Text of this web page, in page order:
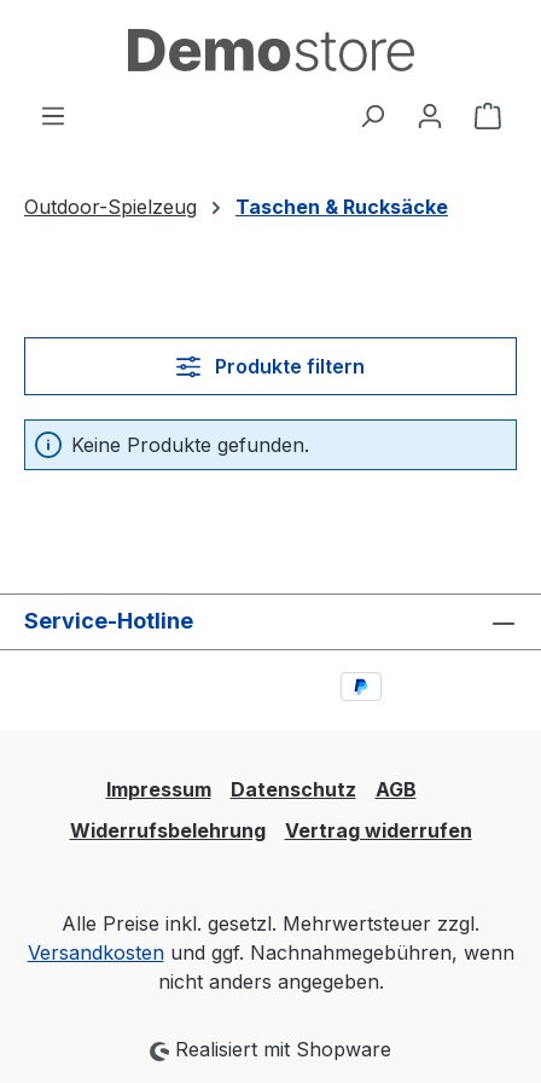
Zum Hauptinhalt springen
Outdoor-Spielzeug Taschen & Rucksäcke
Produkte filtern
Keine Produkte gefunden.
Service-Hotline
Impressum Datenschutz
AGB
Widerrufsbelehrung
Vertrag widerrufen
Alle Preise inkl. gesetzl. Mehrwertsteuer zzgl.
Versandkostenund ggf. Nachnahmegebühren, wenn
nicht anders angegeben.
Realisiert mit Shopware